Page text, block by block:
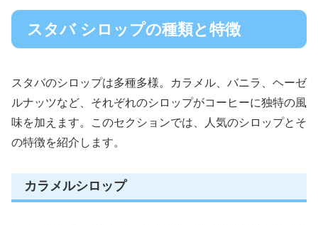
スタバ シロップの種類と特徴
スタバのシロップは多種多様。カラメル、バニラ、ヘーゼ
ルナッツなど、それぞれのシロップがコーヒーに独特の風
味を加えます。このセクションでは、人気のシロップとそ
の特徴を紹介します。
カラメルシロップ